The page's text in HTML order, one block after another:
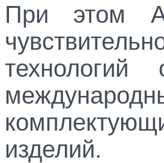
При этом
изделий.